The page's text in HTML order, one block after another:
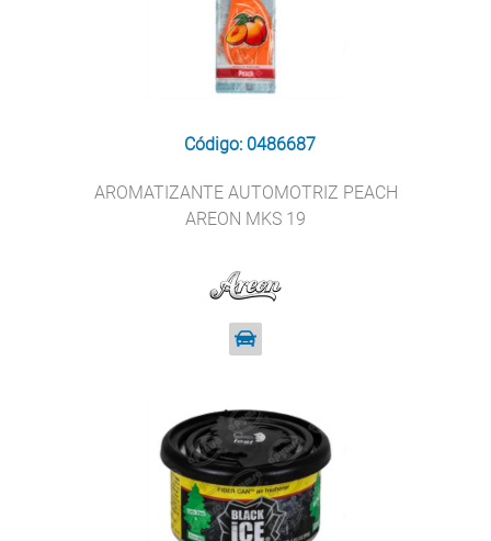
Código: 0486687
AROMATIZANTE AUTOMOTRIZ PEACH
AREON MKS 19